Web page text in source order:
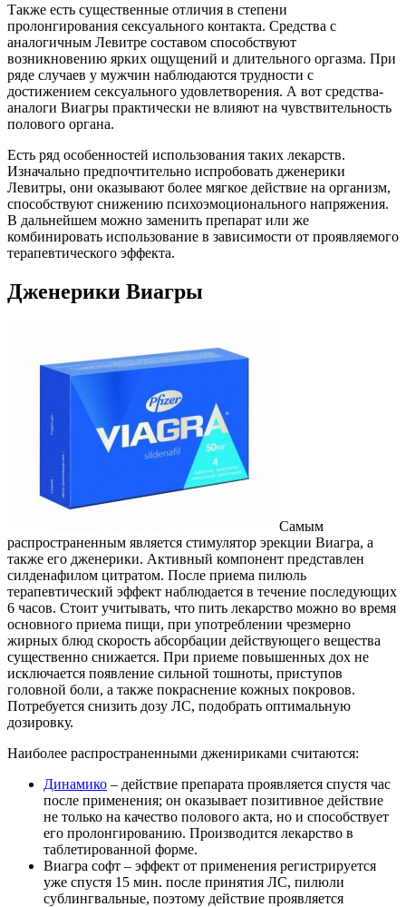
Также есть существенные отличия в степени
пролонгирования сексуального контакта. Средства с
аналогичным Левитре составом способствуют
возникновению ярких ощущений и длительного оргазма. При
ряде случаев у мужчин наблюдаются трудности с
достижением сексуального удовлетворения. А вот средства-
аналоги Виагры практически не влияют на чувствительность
полового органа.
Есть ряд особенностей использования таких лекарств.
Изначально предпочтительно испробовать дженерики
Левитры, они оказывают более мягкое действие на организм,
способствуют снижению психоэмоционального напряжения.
В дальнейшем можно заменить препарат или же
комбинировать использование в зависимости от проявляемого
терапевтического эффекта.
Дженерики Виагры
Самым
распространенным является стимулятор эрекции Виагра, а
также его дженерики. Активный компонент представлен
силденафилом цитратом. После приема пилюль
терапевтический эффект наблюдается в течение последующих
6 часов. Стоит учитывать, что пить лекарство можно во время
основного приема пищи, при употреблении чрезмерно
жирных блюд скорость абсорбации действующего вещества
существенно снижается. При приеме повышенных дох не
исключается появление сильной тошноты, приступов
головной боли, а также покраснение кожных покровов.
Потребуется снизить дозу ЛС, подобрать оптимальную
дозировку.
Наиболее распространенными дженириками считаются:
Динамико – действие препарата проявляется спустя час
после применения; он оказывает позитивное действие
не только на качество полового акта, но и способствует
его пролонгированию. Производится лекарство в
таблетированной форме.
Виагра софт – эффект от применения регистрируется
уже спустя 15 мин. после принятия ЛС, пилюли
сублингвальные, поэтому действие проявляется